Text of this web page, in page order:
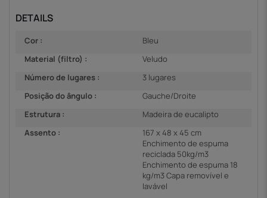
DETAILS
Cor :
Bleu
Material (filtro) :
Veludo
Número de lugares :
3 lugares
Posição do ângulo :
Gauche/Droite
Estrutura :
Madeira de eucalipto
Assento :
167 x 48 x 45 cm
Enchimento de espuma
reciclada 50kg/m3
Enchimento de espuma 18
kg/m3 Capa removível e
lavável